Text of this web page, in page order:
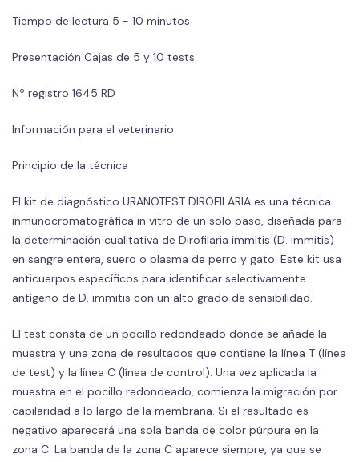
Tiempo de lectura 5 - 10 minutos
Presentación Cajas de 5 y 10 tests
Nº registro 1645 RD
Información para el veterinario
Principio de la técnica
El kit de diagnóstico URANOTEST DIROFILARIA es una técnica
inmunocromatográfica in vitro de un solo paso, diseñada para
la determinación cualitativa de Dirofilaria immitis (D. immitis)
en sangre entera, suero o plasma de perro y gato. Este kit usa
anticuerpos específicos para identificar selectivamente
antígeno de D. immitis con un alto grado de sensibilidad.
El test consta de un pocillo redondeado donde se añade la
muestra y una zona de resultados que contiene la línea T (línea
de test) y la línea C (línea de control). Una vez aplicada la
muestra en el pocillo redondeado, comienza la migración por
capilaridad a lo largo de la membrana. Si el resultado es
negativo aparecerá una sola banda de color púrpura en la
zona C. La banda de la zona C aparece siempre, ya que se